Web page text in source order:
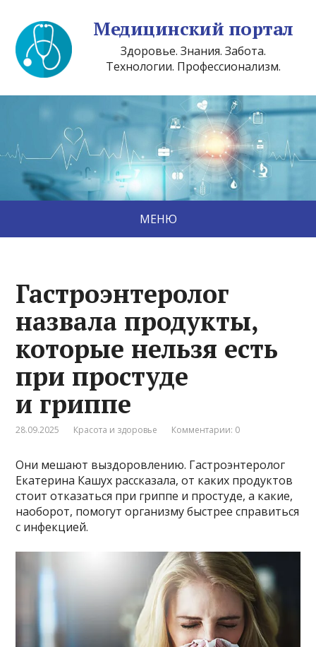
Медицинский портал
Здоровье. Знания. Забота.
Технологии. Профессионализм.
МЕНЮ
Гастроэнтеролог
назвала продукты,
которые нельзя есть
при простуде
и гриппе
28.09.2025 Красота и здоровье Комментарии: 0
Они мешают выздоровлению. Гастроэнтеролог
Екатерина Кашух рассказала, от каких продуктов
стоит отказаться при гриппе и простуде, а какие,
наоборот, помогут организму быстрее справиться
с инфекцией.